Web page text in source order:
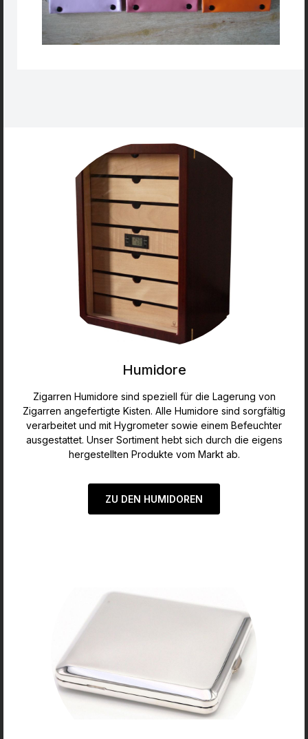
Humidore
Zigarren Humidore sind speziell für die Lagerung von
Zigarren angefertigte Kisten. Alle Humidore sind sorgfältig
verarbeitet und mit Hygrometer sowie einem Befeuchter
ausgestattet. Unser Sortiment hebt sich durch die eigens
hergestellten Produkte vom Markt ab.
ZU DEN HUMIDOREN